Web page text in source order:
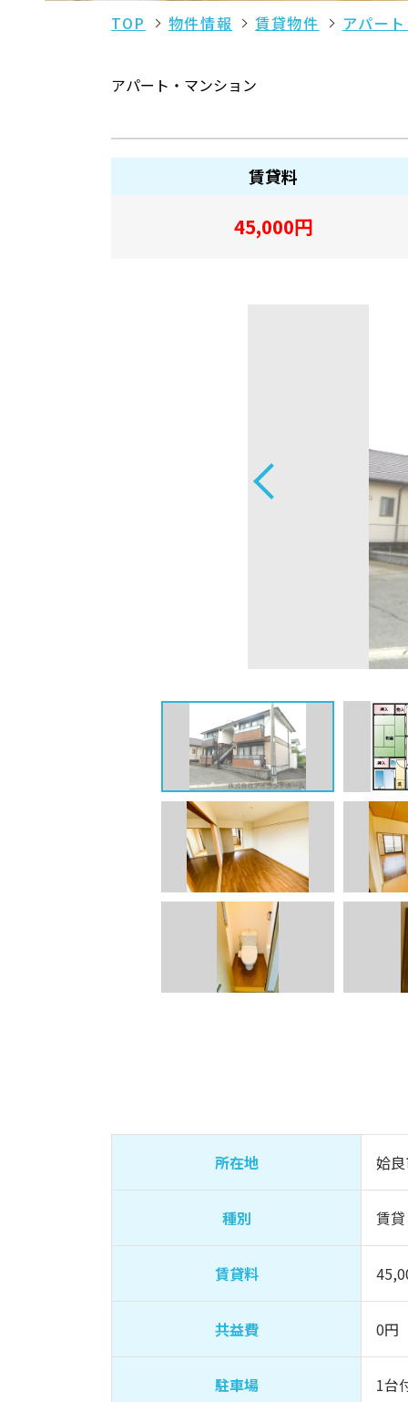
TOP 物件情報 賃貸物件 アパー
アパート・マンション
賃貸料
45,000円
所在地 姶
種別 賃貸
賃貸料
共益費 0円
駐車場 1台